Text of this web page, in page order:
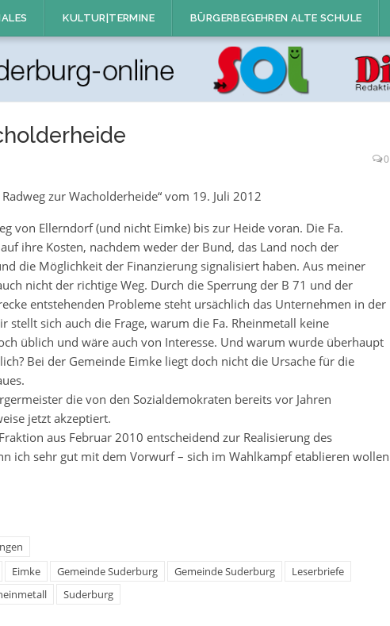
KULTUR|TERMINE BÜRGERBEGEHREN ALTE SCHULE
0
zur Wacholderheide“ vom 19. Juli 2012
von Ellerndorf (und nicht Eimke) bis zur Heide voran. Die Fa.
ihre Kosten, nachdem weder der Bund, das Land noch der
die Möglichkeit der Finanzierung signalisiert haben. Aus meiner
nicht der richtige Weg. Durch die Sperrung der B 71 und der
entstehenden Probleme steht ursächlich das Unternehmen in der
stellt sich auch die Frage, warum die Fa. Rheinmetall keine
üblich und wäre auch von Interesse. Und warum wurde überhaupt
Bei der Gemeinde Eimke liegt doch nicht die Ursache für die
die von den Sozialdemokraten bereits vor Jahren
jetzt akzeptiert.
aus Februar 2010 entscheidend zur Realisierung des
ich sehr gut mit dem Vorwurf – sich im Wahlkampf etablieren wollen
Eimke Gemeinde Suderburg Gemeinde Suderburg
Leserbriefe
Suderburg